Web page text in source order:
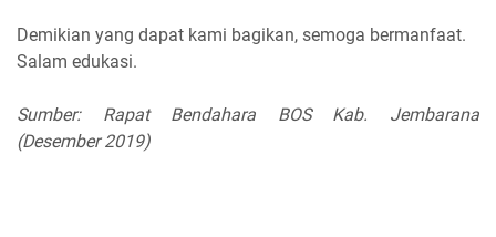
Demikian yang dapat kami bagikan, semoga bermanfaat.
Salam edukasi.
Sumber: Rapat Bendahara BOS Kab. Jembarana
(Desember 2019)